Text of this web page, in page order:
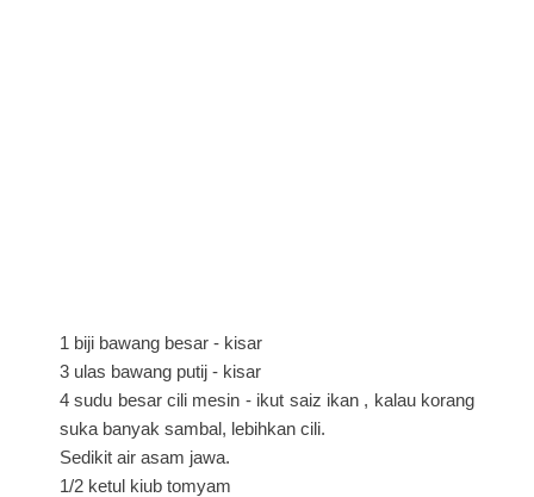
1 biji bawang besar - kisar
3 ulas bawang putij - kisar
4 sudu besar cili mesin - ikut saiz ikan , kalau korang
suka banyak sambal, lebihkan cili.
Sedikit air asam jawa.
1/2 ketul kiub tomyam